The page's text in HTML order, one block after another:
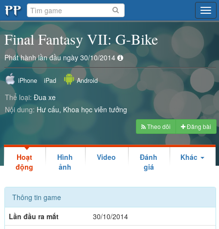
Final Fantasy VII: G-Bike
Phát hành lần đầu ngày 30/10/2014
iPhone iPad Android
Thể loại: Đua xe
Nội dung: Hư cấu Khoa học viễn tưởng
Theo dõi Đăng bài
Hoạt
động
Hình
ảnh
Video
Đánh
giá
Khác
Thông tin game
Lần đầu ra mắt
30/10/2014